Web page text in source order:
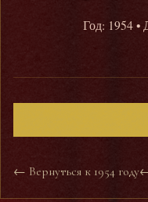
Год: 1954•
← Вернуться к 1954 году